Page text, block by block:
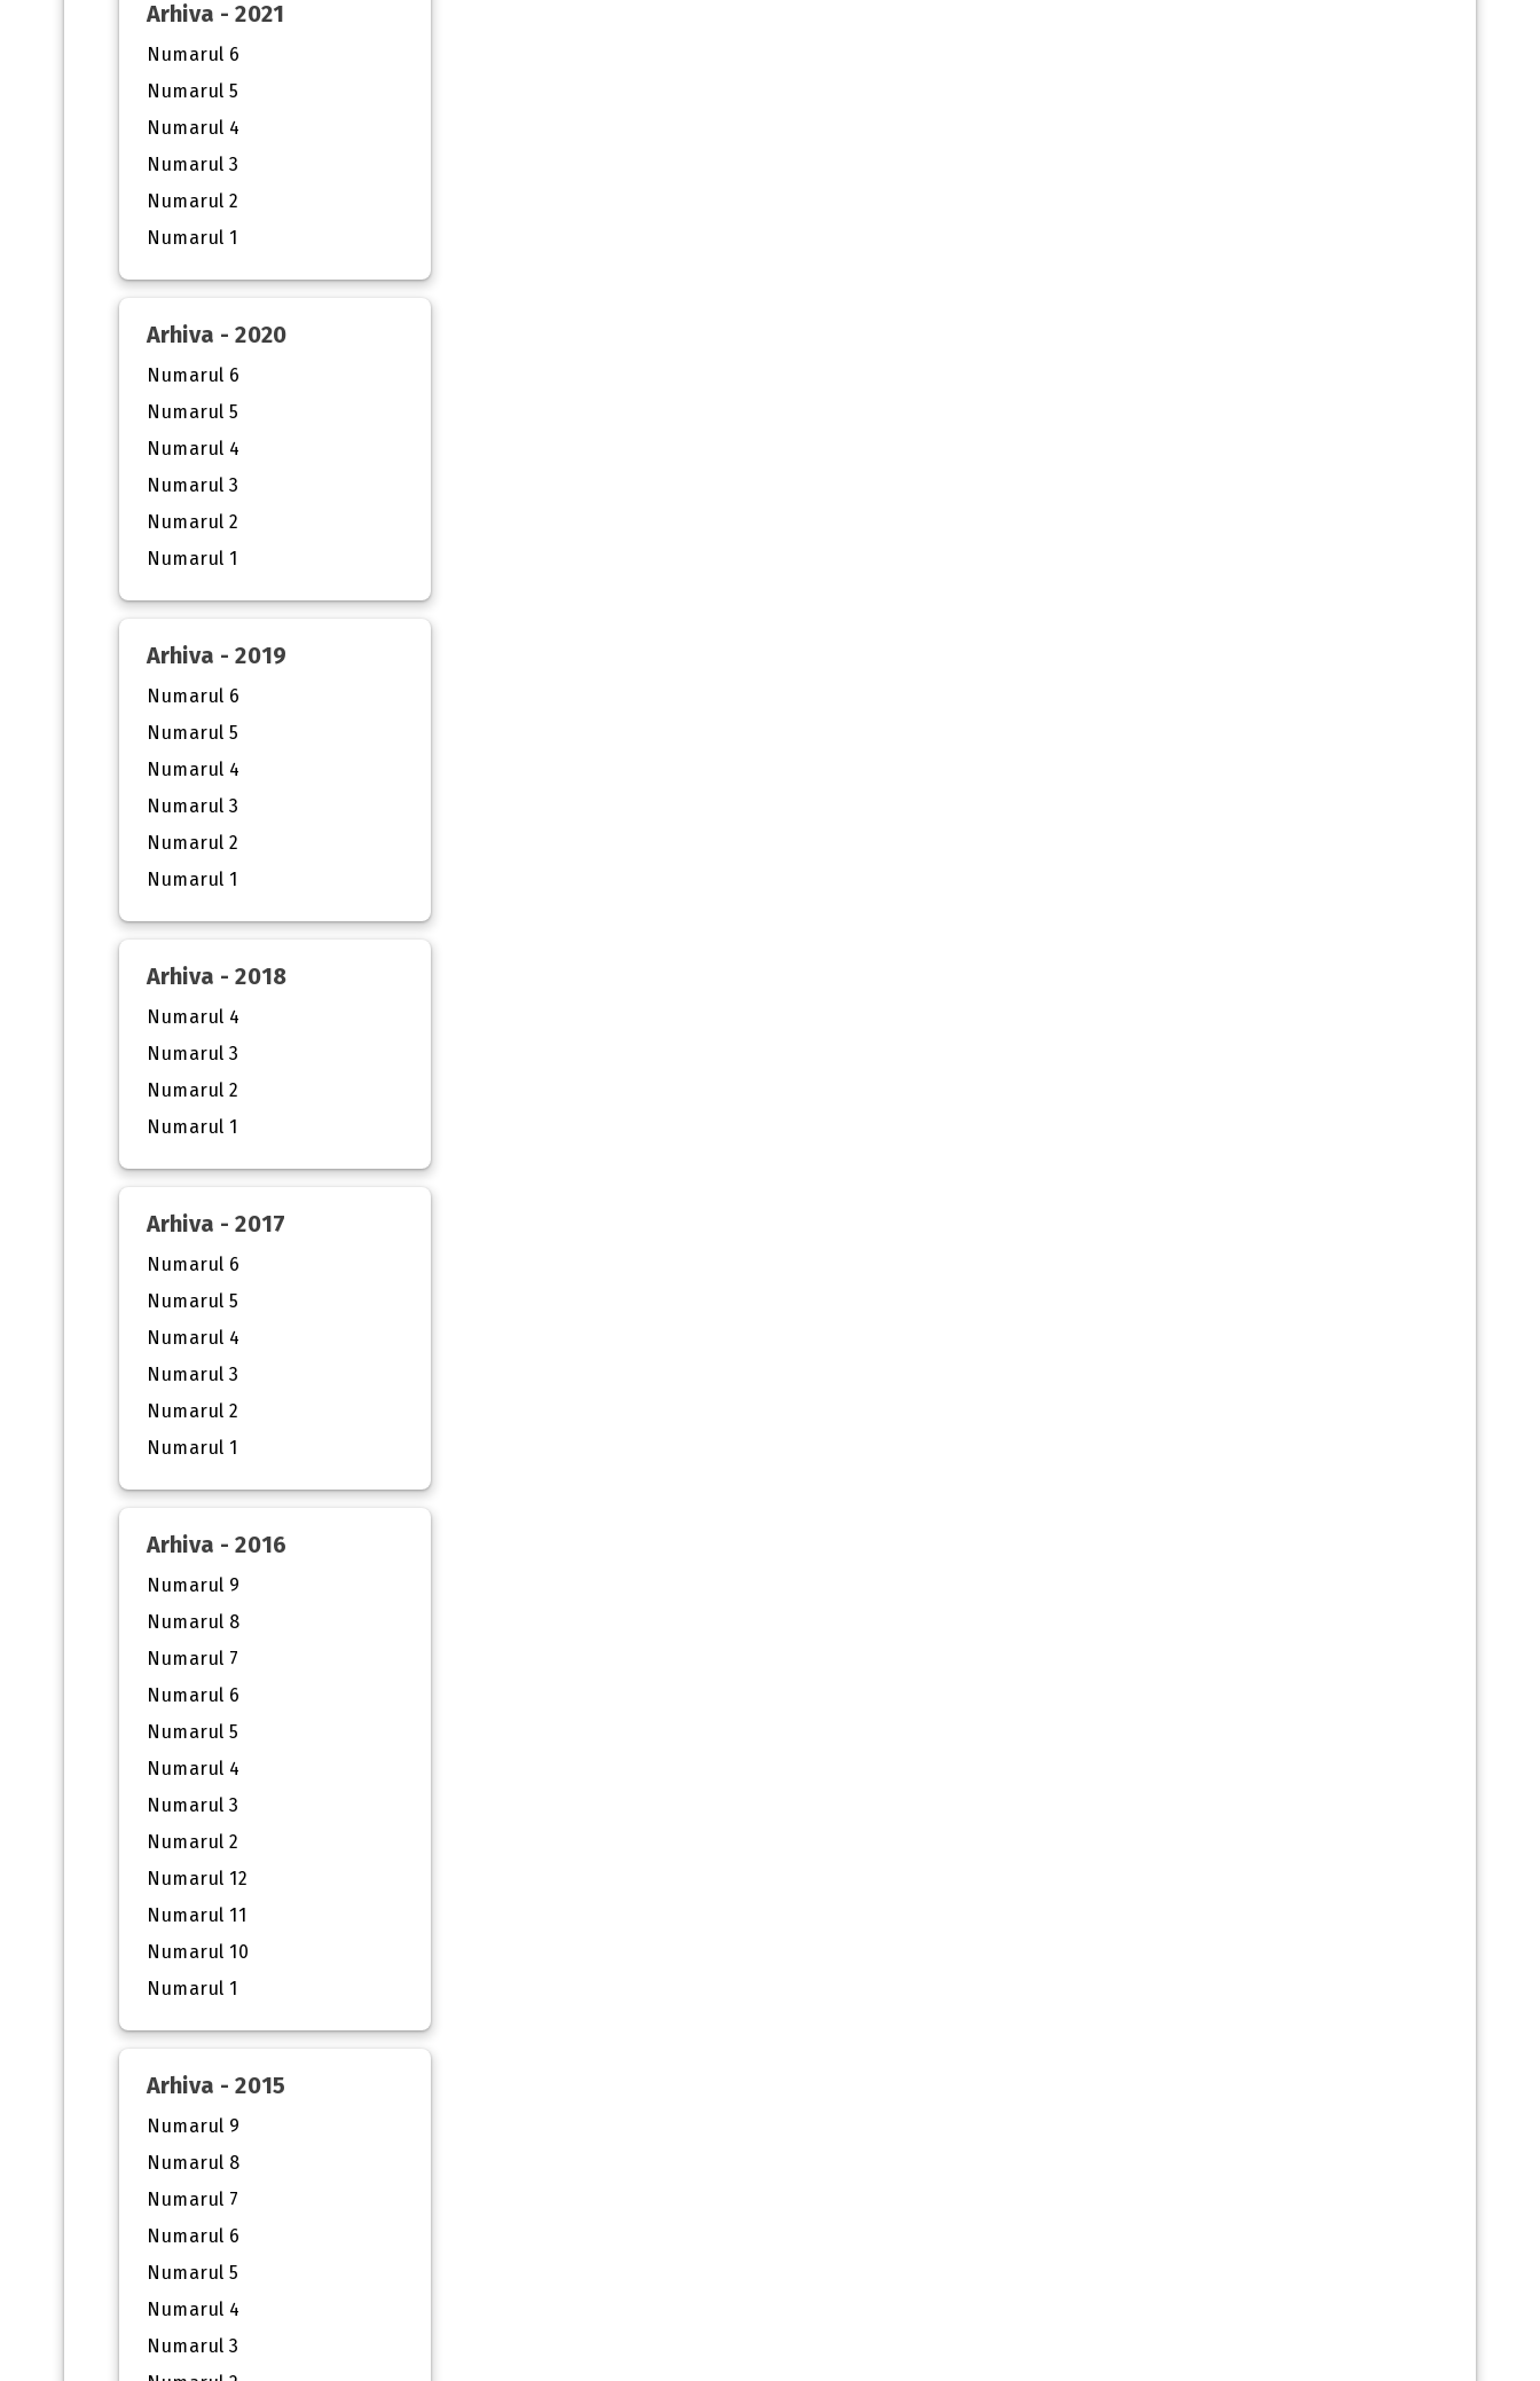
Arhiva - 2021
Numarul 6
Numarul 5
Numarul 4
Numarul 3
Numarul 2
Numarul 1
Arhiva - 2020
Numarul 6
Numarul 5
Numarul 4
Numarul 3
Numarul 2
Numarul 1
Arhiva - 2019
Numarul 6
Numarul 5
Numarul 4
Numarul 3
Numarul 2
Numarul 1
Arhiva - 2018
Numarul 4
Numarul 3
Numarul 2
Numarul 1
Arhiva - 2017
Numarul 6
Numarul 5
Numarul 4
Numarul 3
Numarul 2
Numarul 1
Arhiva - 2016
Numarul 9
Numarul 8
Numarul 7
Numarul 6
Numarul 5
Numarul 4
Numarul 3
Numarul 2
Numarul 12
Numarul 11
Numarul 10
Numarul 1
Arhiva - 2015
Numarul 9
Numarul 8
Numarul 7
Numarul 6
Numarul 5
Numarul 4
Numarul 3